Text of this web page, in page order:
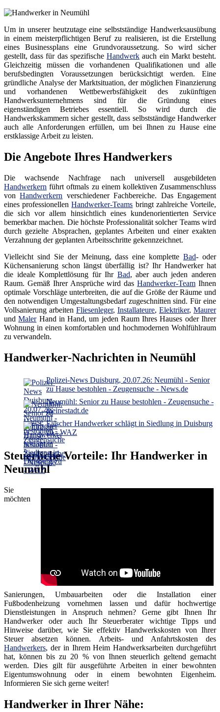
Um in unserer heutzutage eine selbstständige Handwerksausübung
in einem meisterpflichtigen Beruf zu realisieren, ist die Erstellung
eines Businessplans eine Grundvoraussetzung. So wird sicher
gestellt, dass für das spezifischeHandwerk auch ein Markt besteht.
Gleichzeitig müssen die vorhandenen Qualifikationen und alle
berufsbedingten Voraussetzungen berücksichtigt werden. Eine
gründliche Analyse der Marktsituation, der möglichen Finanzierung
und vorhandenen Wettbewerbsfähigkeit des zukünftigen
Handwerksunternehmens sind für die Gründung eines
eigenständigen Betriebes essentiell. So wird durch die
Handwerkskammern sicher gestellt, dass selbstständige Handwerker
auch alle Anforderungen erfüllen, um bei Ihnen zu Hause eine
erstklassige Arbeit zu leisten.
Die Angebote Ihres Handwerkers
Die wachsende Nachfrage nach universell ausgebildeten
Handwerkern führt oftmals zu einem kollektiven Zusammenschluss
vonHandwerkern verschiedener Fachbereiche. Das Engagement
eines professionellenHandwerker-Teams bringt zahlreiche Vorteile,
die sich vor allem hinsichtlich eines kundenorientierten Service
bemerkbar machen. Die höchste Professionalität solcher Teams wird
durch gezielte Absprachen, geplantes Arbeiten und einer exakten
Verzahnung der geplanten Arbeitsschritte gekennzeichnet.
Vielleicht sind Sie der Meinung, dass eine kompletteBad- oder
Küchensanierung schon längst überfällig ist? Ihr Handwerker hat
die ideale Komplettlösung für Ihr Bad, aber auch jeden anderen
Raum. Gemäß Ihrer Ansprüche wird dasHandwerker-Team Ihnen
optimale Vorschläge unterbreiten, die auf die Größe der Räume und
den notwendigen Umgestaltungsbedarf zugeschnitten sind. Für eine
Vollsanierung arbeiten Fliesenleger, Installateure, Elektriker, Maurer
undMalerHand in Hand, um jeden Raum Ihres Hauses oder Ihrer
Wohnung in einen komfortablen und hochmodernen Wohlfühlraum
zu verwandeln.
Handwerker-Nachrichten in Neumühl
Polizei-News Duisburg, 20.07.26: Neumühl - Senior
zu Hause bestohlen - Zeugensuche - News.de
Neumühl: Senior zu Hause bestohlen - Zeugensuche -
meinestadt.de
Falscher Handwerker schlägt in Siedlung in Duisburg
zu - WAZ
Steuerliche Vorteile: Ihr Handwerker in
Neumühl
Sie
möchten
Sanierungen, Umbauarbeiten oder die Installation einer
Fußbodenheizung vornehmen lassen und dafür hochwertige
Dienstleistungen in Anspruch nehmen? Gerne gibt Ihnen Ihr
Handwerker oder auch Ihr Steuerberater wichtige Tipps und
Hinweise darüber, wie Sie effektiv Handwerkskosten von Ihrer
Steuer absetzen können. Arbeits- und Anfahrtskosten des
Handwerkers, der in Ihrem Heim Handwerksarbeiten durchgeführt
hat, können bis zu 20 % von Ihnen steuerlich geltend gemacht
werden. Dies gilt für ausgeführte Arbeiten in einer bewohnten
Eigentumswohnung oder in einem bewohnten Eigenheim.
Informieren Sie sich gerne weiter!
Handwerker in Ihrer Nähe: